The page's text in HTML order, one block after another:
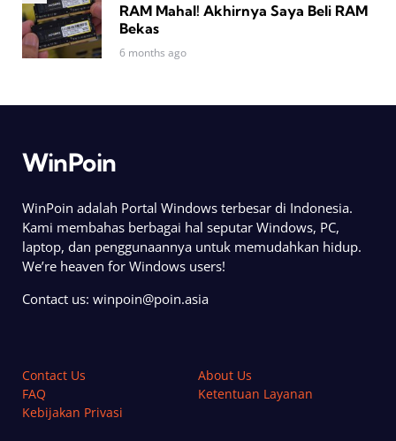
RAM Mahal! Akhirnya Saya Beli RAM
Bekas
6 months ago
WinPoin
WinPoin adalah Portal Windows terbesar di Indonesia.
Kami membahas berbagai hal seputar Windows, PC,
laptop, dan penggunaannya untuk memudahkan hidup.
We’re heaven for Windows users!
Contact us: winpoin@poin.asia
Contact Us
About Us
FAQ
Ketentuan Layanan
Kebijakan Privasi